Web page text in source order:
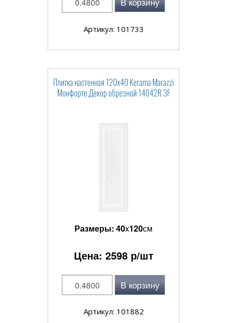
Артикул: 101733
Плитка настенная 120x40 Kerama Marazzi
Монфорте Декор обрезной 14042R 3F
Размеры: 40x120см
Цена: 2598р/шт
В корзину
Артикул: 101882